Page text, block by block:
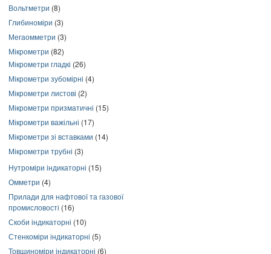
Вольтметри (8)
Глибиноміри (3)
Мегаомметри (3)
Мікрометри (82)
Мікрометри гладкі (26)
Мікрометри зубомірні (4)
Мікрометри листові (2)
Мікрометри призматичні (15)
Мікрометри важільні (17)
Мікрометри зі вставками (14)
Мікрометри трубні (3)
Нутроміри індикаторні (15)
Омметри (4)
Прилади для нафтової та газової
промисловості (16)
Скоби індикаторні (10)
Стенкоміри індикаторні (5)
Товщиноміри індикаторні (6)